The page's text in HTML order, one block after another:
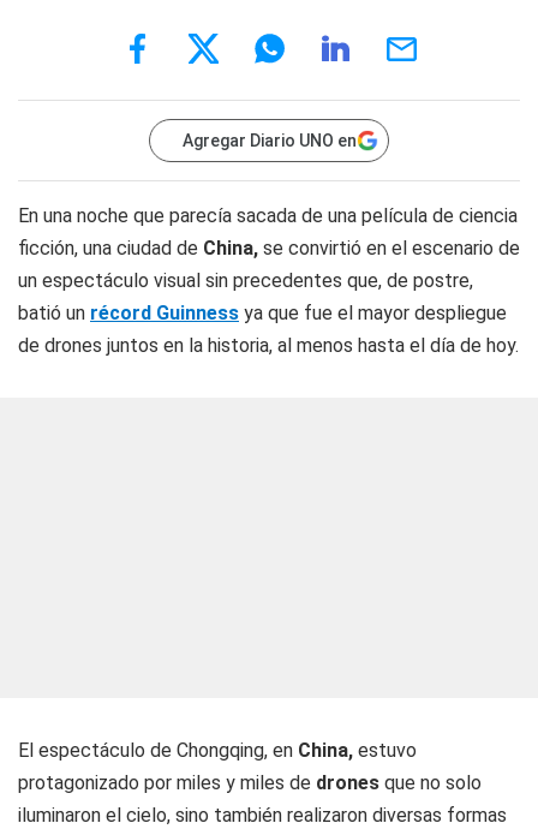
Agregar Diario UNO en
En una noche que parecía sacada de una película de ciencia
ficción, una ciudad de China, se convirtió en el escenario de
un espectáculo visual sin precedentes que, de postre,
batió un récord Guinness ya que fue el mayor despliegue
de drones juntos en la historia, al menos hasta el día de hoy.
El espectáculo de Chongqing, en China, estuvo
protagonizado por miles y miles de drones que no solo
iluminaron el cielo, sino también realizaron diversas formas